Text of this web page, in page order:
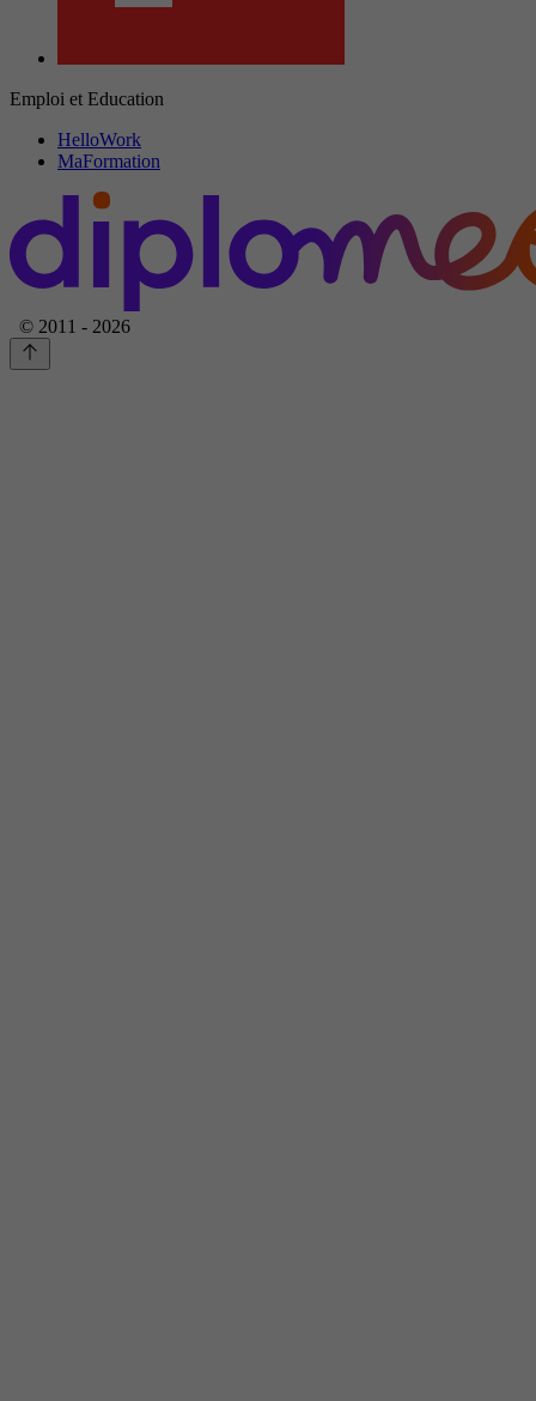
Emploi et Education
HelloWork
MaFormation
© 2011 - 2026